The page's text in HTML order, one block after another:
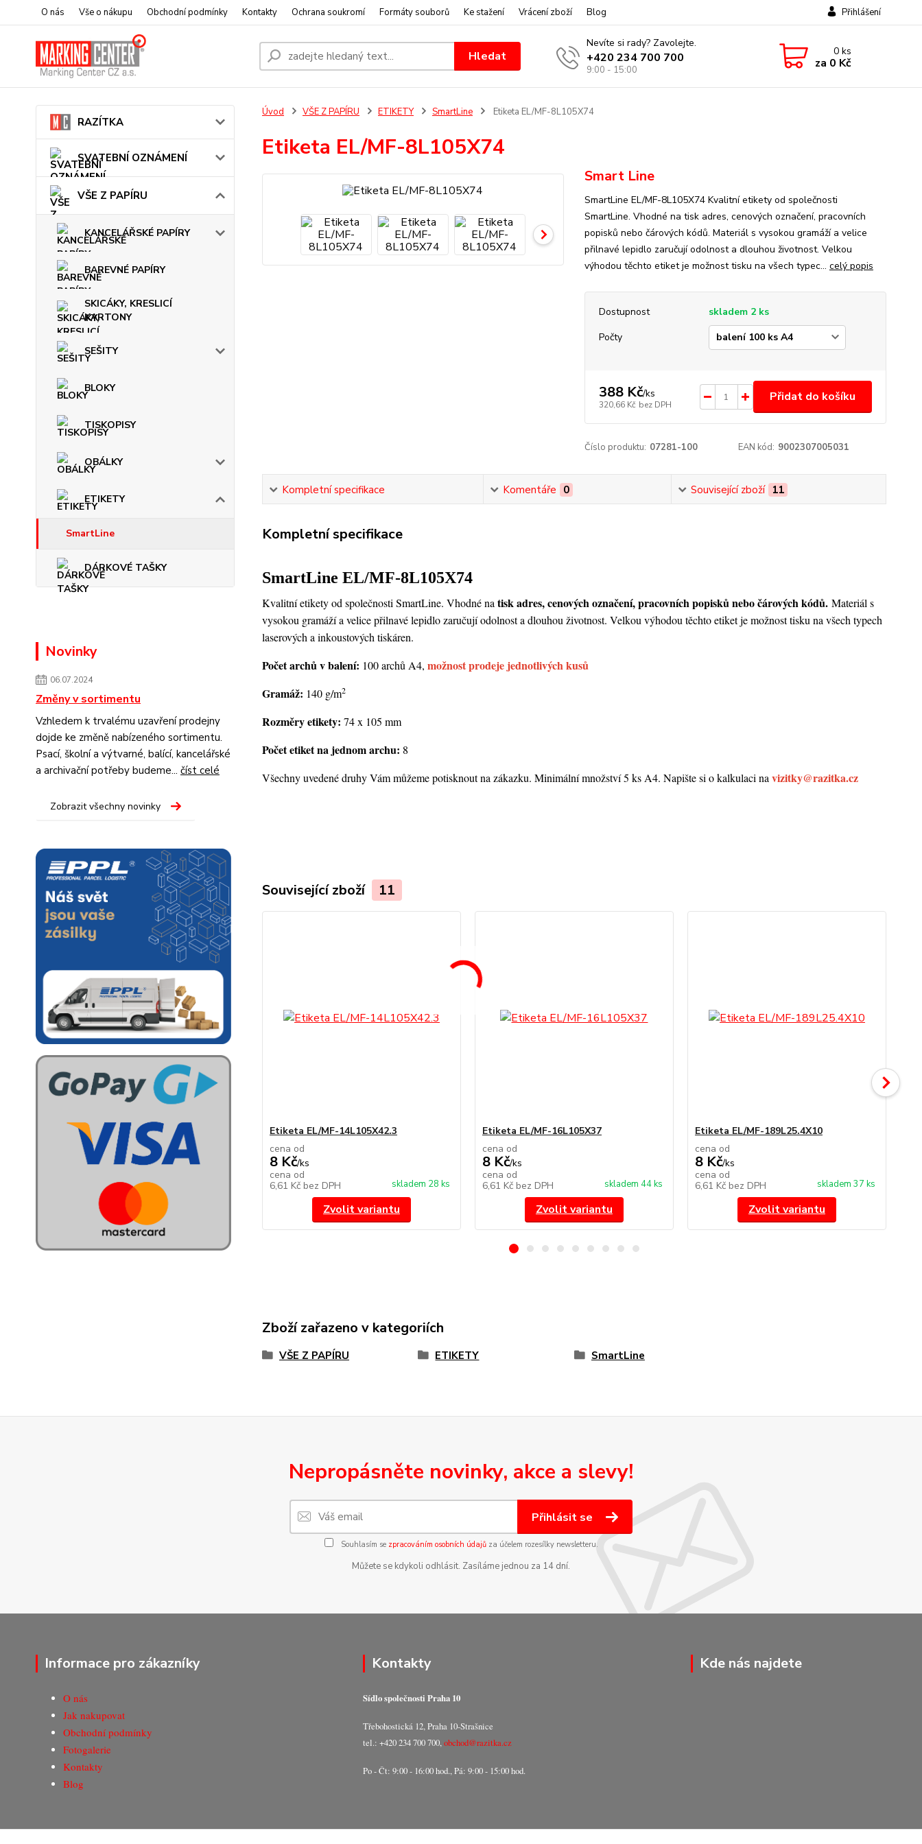
O nás Vše o nákupu Obchodní podmínky Kontakty Ochrana soukromí Formáty souborů Ke stažení Vrácení zboží Blog Přihlášení
Hledat
Nevíte si rady? Zavolejte.
+420 234 700 700
9:00 - 15:00
0ks
za 0 Kč
RAZÍTKA
SVATEBNÍ OZNÁMENÍ
VŠE Z PAPÍRU
KANCELÁŘSKÉ PAPÍRY
BAREVNÉ PAPÍRY
SKICÁKY, KRESLICÍ
KARTONY
SEŠITY
BLOKY
TISKOPISY
OBÁLKY
ETIKETY
SmartLine
DÁRKOVÉ TAŠKY
Novinky
06.07.2024
Změny v sortimentu
Vzhledem k trvalému uzavření prodejny
dojde ke změně nabízeného sortimentu.
Psací, školní a výtvarné, balící, kancelářské
a archivační potřeby budeme... číst celé
Zobrazit všechny novinky
Úvod VŠE Z PAPÍRU ETIKETY SmartLine Etiketa EL/MF-8L105X74
Etiketa EL/MF-8L105X74
Smart Line
SmartLine EL/MF-8L105X74 Kvalitní etikety od společnosti
SmartLine. Vhodné na tisk adres, cenových označení, pracovních
popisků nebo čárových kódů. Materiál s vysokou gramáží a velice
přilnavé lepidlo zaručují odolnost a dlouhou životnost. Velkou
výhodou těchto etiket je možnost tisku na všech typec... celý popis
Dostupnost
skladem 2 ks
Počty
388 Kč/ks
320,66 Kč bez DPH
Přidat do košíku
Číslo produktu: 07281-100 EAN kód: 9002307005031
Kompletní specifikace Komentáře 0 Související zboží 11
Kompletní specifikace
SmartLine EL/MF-8L105X74
Kvalitní etikety od společnosti SmartLine. Vhodné na tisk adres, cenových označení, pracovních popisků nebo čárových kódů.Materiál s
vysokou gramáží a velice přilnavé lepidlo zaručují odolnost a dlouhou životnost. Velkou výhodou těchto etiket je možnost tisku na všech typech
laserových a inkoustových tiskáren.
Počet archů v balení: 100 archů A4, možnost prodeje jednotlivých kusů
Gramáž: 140 g/m2
Rozměry etikety: 74 x 105 mm
Počet etiket na jednom archu: 8
Všechny uvedené druhy Vám můžeme potisknout na zákazku. Minimální množství 5 ks A4. Napište si o kalkulaci na vizitky@razitka.cz
Související zboží 11
Etiketa EL/MF-14L105X42.3
cena od
8 Kč/ks
cena od
6,61 Kč bez DPH skladem 28 ks
Zvolit variantu
Etiketa EL/MF-16L105X37
cena od
8 Kč/ks
cena od
6,61 Kč bez DPH skladem 44 ks
Zvolit variantu
Etiketa EL/MF-189L25.4X10
cena od
8 Kč/ks
cena od
6,61 Kč bez DPH skladem 37 ks
Zvolit variantu
Zboží zařazeno v kategoriích
VŠE Z PAPÍRU ETIKETY SmartLine
Nepropásněte novinky, akce a slevy!
Přihlásit se
Souhlasím se zpracováním osobních údajůza účelem rozesílky newsletteru.
Můžete se kdykoli odhlásit. Zasíláme jednou za 14 dní.
Informace pro zákazníky
O nás
Jak nakupovat
Obchodní podmínky
Fotogalerie
Kontakty
Blog
Kontakty
Sídlo společnosti Praha 10
Třebohostická 12, Praha 10-Strašnice
tel.: +420 234 700 700,obchod@razitka.cz
Po - Čt: 9:00 - 16:00 hod., Pá: 9:00 - 15:00 hod.
Kde nás najdete